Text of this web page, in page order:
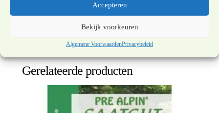
Accepteren
Bekijk voorkeuren
Algemene VoorwaardenPrivacybeleid
De geanalyseerde waarden zijn gemiddelde waarden
Gerelateerde producten